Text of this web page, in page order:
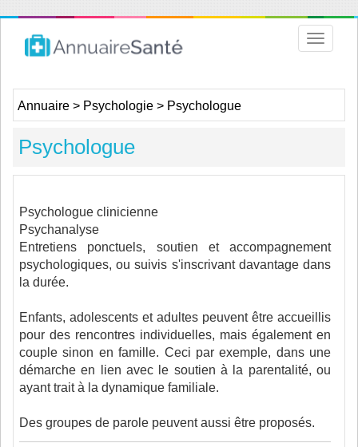
Toggle
Annuaire > Psychologie > Psychologue
Psychologue
Psychologue clinicienne
Psychanalyse
Entretiens ponctuels, soutien et accompagnement
psychologiques, ou suivis s'inscrivant davantage dans
la durée.
Enfants, adolescents et adultes peuvent être accueillis
pour des rencontres individuelles, mais également en
couple sinon en famille. Ceci par exemple, dans une
démarche en lien avec le soutien à la parentalité, ou
ayant trait à la dynamique familiale.
Des groupes de parole peuvent aussi être proposés.